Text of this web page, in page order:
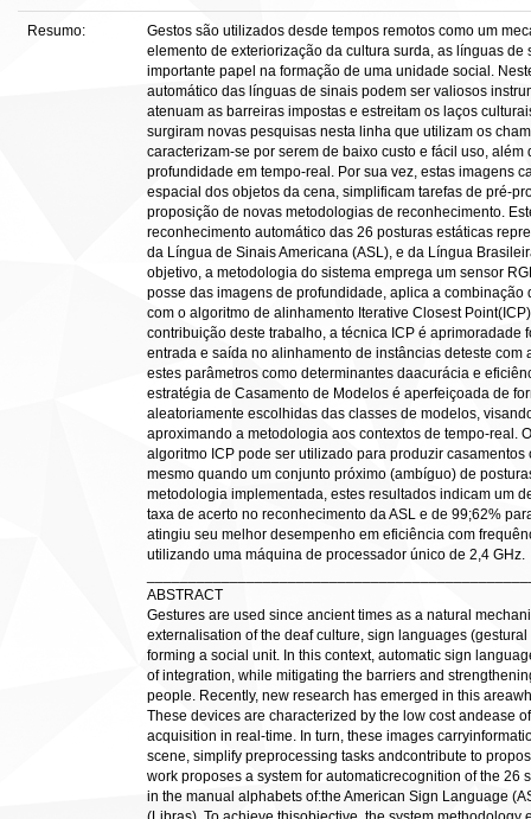
Resumo:
Gestos são utilizados desde tempos remotos como um
elemento de exteriorização da cultura surda, as línguas
importante papel na formação de uma unidade social.
automático das línguas de sinais podem ser valiosos
atenuam as barreiras impostas e estreitam os laços
surgiram novas pesquisas nesta linha que utilizam os
caracterizam-se por serem de baixo custo e fácil uso,
profundidade em tempo-real. Por sua vez, estas imagens
espacial dos objetos da cena, simplificam tarefas de pré-
proposição de novas metodologias de reconhecimento.
reconhecimento automático das 26 posturas estáticas
da Língua de Sinais Americana (ASL), e da Língua
objetivo, a metodologia do sistema emprega um sensor
posse das imagens de profundidade, aplica a
com o algoritmo de alinhamento Iterative Closest
contribuição deste trabalho, a técnica ICP é aprimoradade
entrada e saída no alinhamento de instâncias deteste com
estes parâmetros como determinantes daacurácia e
estratégia de Casamento de Modelos é aperfeiçoada de
aleatoriamente escolhidas das classes de modelos,
aproximando a metodologia aos contextos de tempo-real.
algoritmo ICP pode ser utilizado para produzir
mesmo quando um conjunto próximo (ambíguo) de
metodologia implementada, estes resultados indicam um
taxa de acerto no reconhecimento da ASL e de 99;62%
atingiu seu melhor desempenho em eficiência com
utilizando uma máquina de processador único de 2,4 GHz.
ABSTRACT
Gestures are used since ancient times as a natural
externalisation of the deaf culture, sign languages
forming a social unit. In this context, automatic sign
of integration, while mitigating the barriers and
people. Recently, new research has emerged in this
These devices are characterized by the low cost andease
acquisition in real-time. In turn, these images
scene, simplify preprocessing tasks andcontribute to
work proposes a system for automaticrecognition of the 26
in the manual alphabets of:the American Sign Language